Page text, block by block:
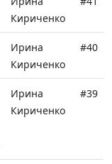
Кириченко
Ирина
Кириченко
#40
Ирина
Кириченко
#39